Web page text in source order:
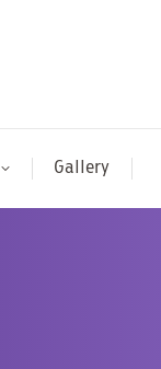
Gallery